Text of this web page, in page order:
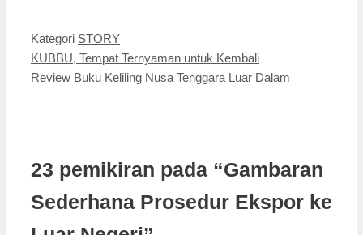
Kategori STORY
KUBBU, Tempat Ternyaman untuk Kembali
Review Buku Keliling Nusa Tenggara Luar Dalam
23 pemikiran pada “Gambaran
Sederhana Prosedur Ekspor ke